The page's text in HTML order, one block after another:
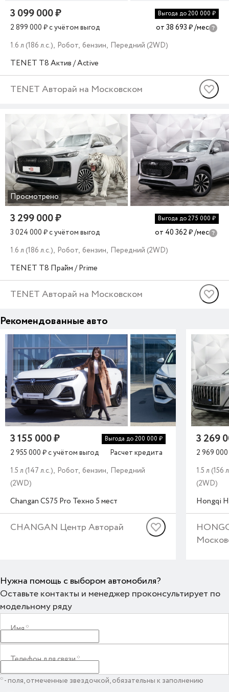
3 099 000 ₽ Выгода до 200 000 ₽
2 899 000 ₽c учётом выгод от 38 693 ₽/мес
1.6 л (186 л.с.), Робот, бензин, Передний (2WD)
TENET T8Актив / Active
TENET Авторай на Московском
Просмотрено
3 299 000 ₽ Выгода до 275 000 ₽
3 024 000 ₽c учётом выгод от 40 362 ₽/мес
1.6 л (186 л.с.), Робот, бензин, Передний (2WD)
TENET T8 Прайм / Prime
TENET Авторай на Московском
Рекомендованные авто
3 155 000 ₽ Выгода до 200 000 ₽
2 955 000 ₽c учётом выгод
Расчет кредита
1.5 л (147 л.с.), Робот, бензин, Передний
(2WD)
ChanganCS75 Pro Техно 5 мест
CHANGAN Центр Авторай
3 269
2 969
1.5 л
(2WD)
Hongqi
Нужна помощь с выбором автомобиля?
Оставьте контакты и менеджер проконсультирует по
модельному ряду
Имя*
Телефон для связи*
* - поля, отмеченные звездочкой, обязательны к заполнению